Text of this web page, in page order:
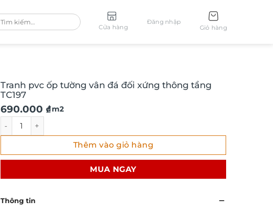
Cửa hàng
Đăng nhập
Giỏ hàng
Tranh pvc ốp tường vân đá đối xứng thông tầng
TC197
690.000 ₫
/ m2
Tranh pvc ốp tường vân đá đối xứng thông tầng TC197 số lượng
Thêm vào giỏ hàng
MUA NGAY
Thông tin